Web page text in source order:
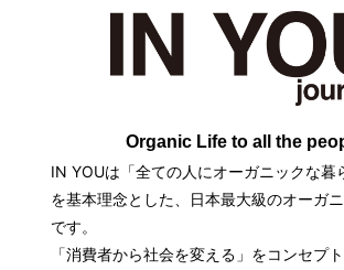
せたくないそ
の中身とは。
Organic Life to all the
IN YOUは「全ての人にオーガニックな暮
を基本理念とした、日本最大級のオーガ
です。
「消費者から社会を変える」をコンセプ